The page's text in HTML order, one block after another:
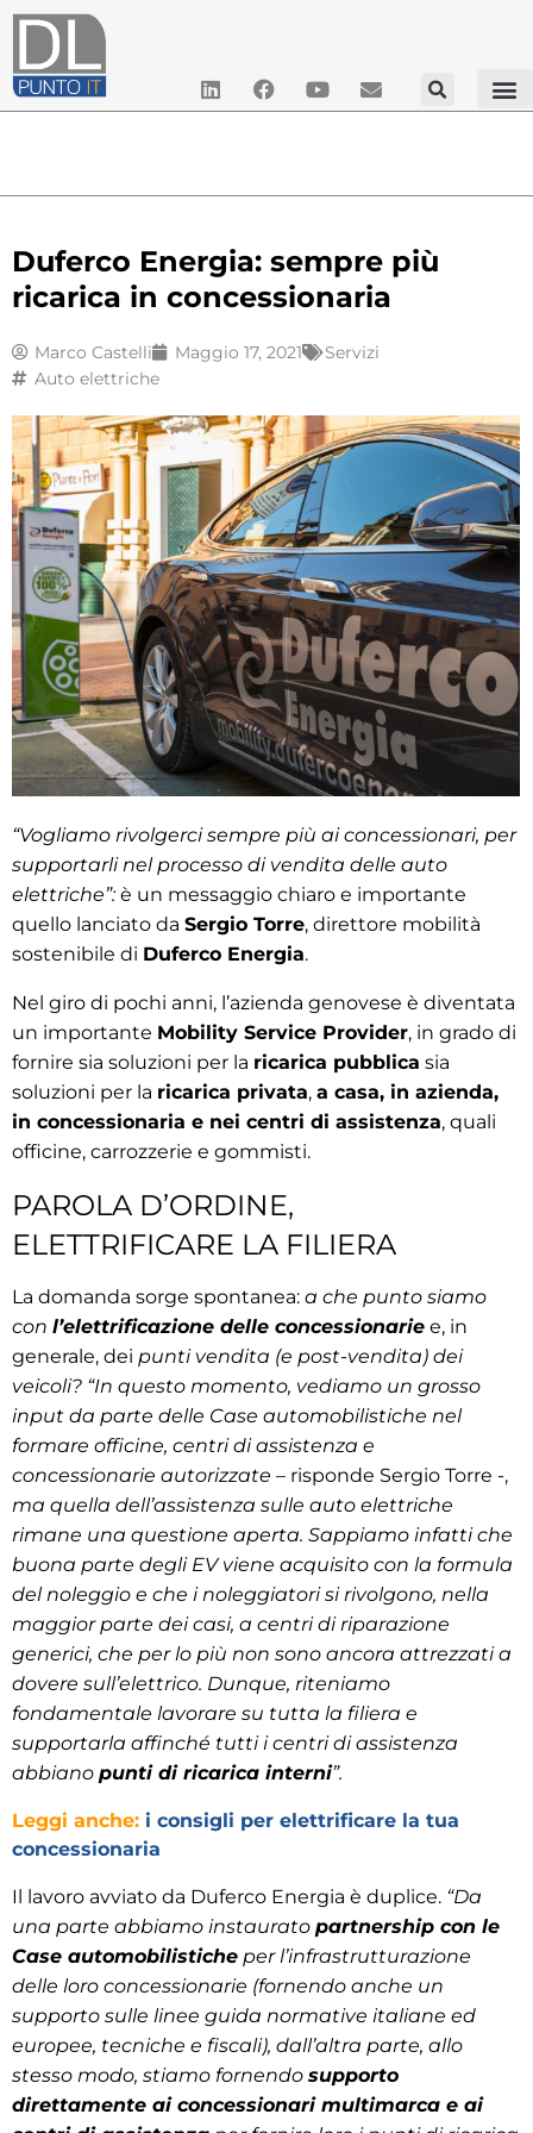
Duferco Energia: sempre più
ricarica in concessionaria
Marco Castelli Maggio 17, 2021
Servizi
Auto elettriche
“Vogliamo rivolgerci sempre più ai concessionari, per
supportarli nel processo di vendita delle auto
elettriche”:è un messaggio chiaro e importante
quello lanciato da Sergio Torre, direttore mobilità
sostenibile di Duferco Energia.
Nel giro di pochi anni, l’azienda genovese è diventata
un importante Mobility Service Provider, in grado di
fornire sia soluzioni per la ricarica pubblica sia
soluzioni per la ricarica privata, a casa, in azienda,
in concessionaria e nei centri di assistenza, quali
officine, carrozzerie e gommisti.
PAROLA D’ORDINE,
ELETTRIFICARE LA FILIERA
La domanda sorge spontanea: a che punto siamo
con l’elettrificazione delle concessionarie e, in
generale, dei punti vendita (e post-vendita) dei
veicoli? “In questo momento, vediamo un grosso
input da parte delle Case automobilistiche nel
formare officine, centri di assistenza e
concessionarie autorizzate – risponde Sergio Torre -,
ma quella dell’assistenza sulle auto elettriche
rimane una questione aperta. Sappiamo infatti che
buona parte degli EV viene acquisito con la formula
del noleggio e che i noleggiatori si rivolgono, nella
maggior parte dei casi, a centri di riparazione
generici, che per lo più non sono ancora attrezzati a
dovere sull’elettrico. Dunque, riteniamo
fondamentale lavorare su tutta la filiera e
supportarla affinché tutti i centri di assistenza
abbiano punti di ricarica interni”.
Leggi anche: i consigli per elettrificare la tua
concessionaria
Il lavoro avviato da Duferco Energia è duplice. “Da
una parte abbiamo instaurato partnership con le
Case automobilistiche per l’infrastrutturazione
delle loro concessionarie (fornendo anche un
supporto sulle linee guida normative italiane ed
europee, tecniche e fiscali), dall’altra parte, allo
stesso modo, stiamo fornendo supporto
direttamente ai concessionari multimarca e ai